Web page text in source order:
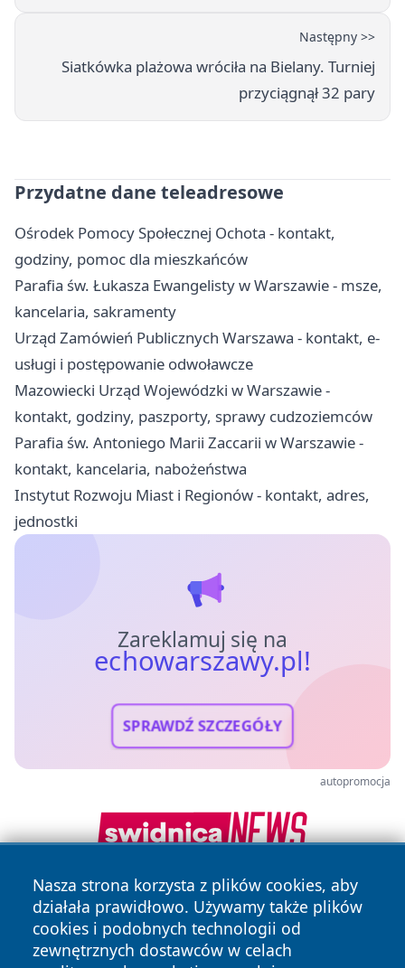
Następny >>
Siatkówka plażowa wróciła na Bielany. Turniej
przyciągnął 32 pary
Przydatne dane teleadresowe
Ośrodek Pomocy Społecznej Ochota - kontakt,
godziny, pomoc dla mieszkańców
Parafia św. Łukasza Ewangelisty w Warszawie - msze,
kancelaria, sakramenty
Urząd Zamówień Publicznych Warszawa - kontakt, e-
usługi i postępowanie odwoławcze
Mazowiecki Urząd Wojewódzki w Warszawie -
kontakt, godziny, paszporty, sprawy cudzoziemców
Parafia św. Antoniego Marii Zaccarii w Warszawie -
kontakt, kancelaria, nabożeństwa
Instytut Rozwoju Miast i Regionów - kontakt, adres,
jednostki
Zareklamuj się na
echowarszawy.pl!
SPRAWDŹ SZCZEGÓŁY
autopromocja
Nasza strona korzysta z plików cookies, aby
działała prawidłowo. Używamy także plików
cookies i podobnych technologii od
zewnętrznych dostawców w celach